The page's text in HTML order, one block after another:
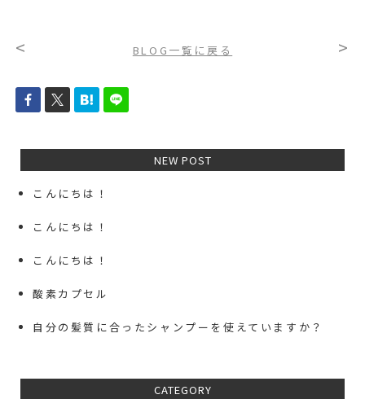
< BLOG一覧に戻る >
NEW POST
こんにちは！
こんにちは！
こんにちは！
酸素カプセル
自分の髪質に合ったシャンプーを使えていますか？
CATEGORY